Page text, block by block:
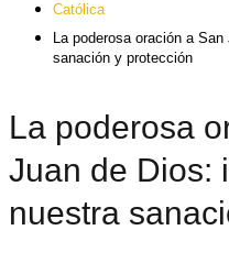
Católica
La poderosa oración a
sanación y protección
La poderosa
Juan de Dios:
nuestra